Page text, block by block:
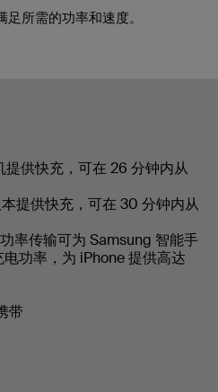
所需的功率和速度。
供快充，可在 26 分钟内从
提供快充，可在 30 分钟内从
率传输可为 Samsung 智能手
功率，为 iPhone 提供高达
带